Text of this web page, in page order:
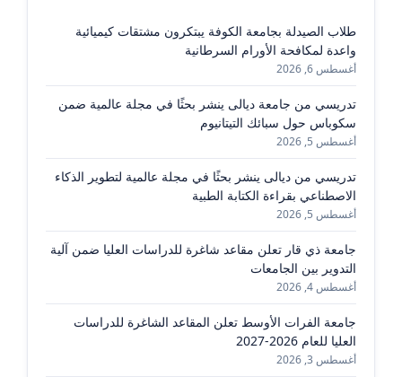
طلاب الصيدلة بجامعة الكوفة يبتكرون مشتقات كيميائية
واعدة لمكافحة الأورام السرطانية
أغسطس 6, 2026
تدريسي من جامعة ديالى ينشر بحثًا في مجلة عالمية ضمن
سكوباس حول سبائك التيتانيوم
أغسطس 5, 2026
تدريسي من ديالى ينشر بحثًا في مجلة عالمية لتطوير الذكاء
الاصطناعي بقراءة الكتابة الطبية
أغسطس 5, 2026
جامعة ذي قار تعلن مقاعد شاغرة للدراسات العليا ضمن آلية
التدوير بين الجامعات
أغسطس 4, 2026
جامعة الفرات الأوسط تعلن المقاعد الشاغرة للدراسات
العليا للعام 2026-2027
أغسطس 3, 2026